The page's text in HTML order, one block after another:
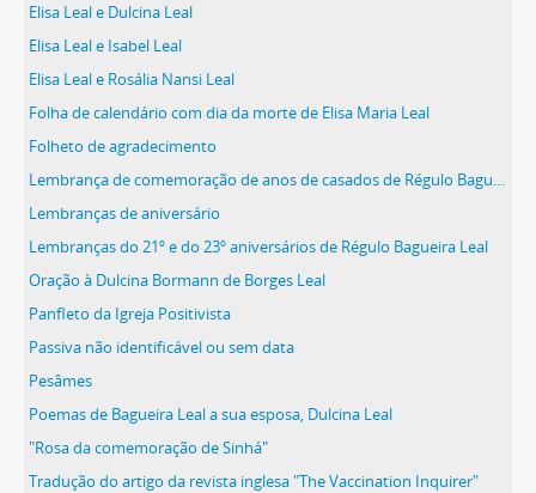
Elisa Leal e Dulcina Leal
Elisa Leal e Isabel Leal
Elisa Leal e Rosália Nansi Leal
Folha de calendário com dia da morte de Elisa Maria Leal
Folheto de agradecimento
Lembrança de comemoração de anos de casados de Régulo Bagueira Leal e Ana Maria Pardal
Lembranças de aniversário
Lembranças do 21º e do 23º aniversários de Régulo Bagueira Leal
Oração à Dulcina Bormann de Borges Leal
Panfleto da Igreja Positivista
Passiva não identificável ou sem data
Pesâmes
Poemas de Bagueira Leal a sua esposa, Dulcina Leal
"Rosa da comemoração de Sinhá"
Tradução do artigo da revista inglesa "The Vaccination Inquirer"